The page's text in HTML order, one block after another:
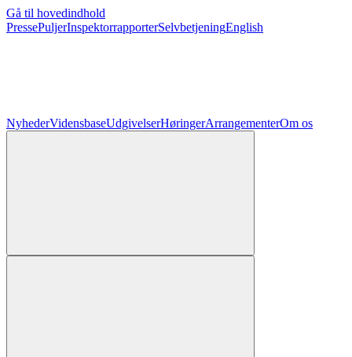
Gå til hovedindhold
PressePuljerInspektorrapporterSelvbetjeningEnglish
NyhederVidensbaseUdgivelserHøringerArrangementerOm os